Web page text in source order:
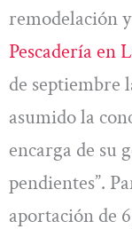
remodelación
Pescadería en
de septiembre
asumido la
encarga de su
pendientes”.
aportación de